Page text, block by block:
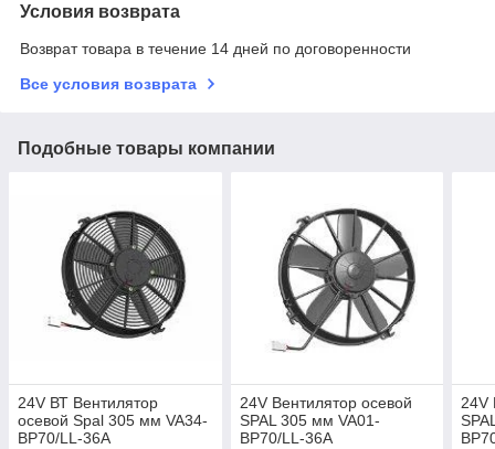
Условия возврата
Возврат товара в течение 14 дней по договоренности
Все условия возврата
Подобные товары компании
24V ВТ Вентилятор
осевой Spal 305 мм VA34-
BP70/LL-36A
24V Вентилятор осевой
SPAL 305 мм VA01-
BP70/LL-36A
24V